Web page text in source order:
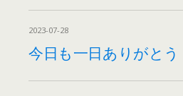
2023-07-28
今日も一日ありがとう